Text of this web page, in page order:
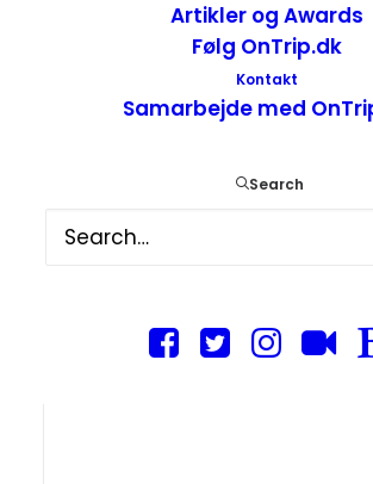
Artikler og Awards
Følg OnTrip.dk
Kontakt
Samarbejde med
Search
Boston, USA